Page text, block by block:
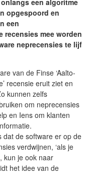
een algoritme
opgespoord en
een
recensies mee worden
neprecensies te lijf
van de Finse ‘Aalto-
recensie eruit ziet en
kunnen zelfs
om neprecensies
en Iens om klanten
dat de software er op de
verdwijnen, ‘als je
kun je ook naar
het idee van de